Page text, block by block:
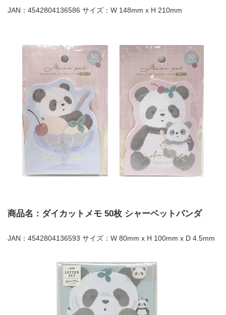
JAN：4542804136586 サイズ：W 148mm x H 210mm
商品名：ダイカットメモ 50枚 シャーベットパンダ
JAN：4542804136593 サイズ：W 80mm x H 100mm x D 4.5mm